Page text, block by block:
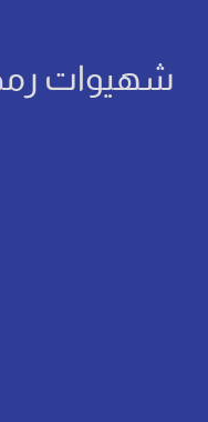
شهيوات